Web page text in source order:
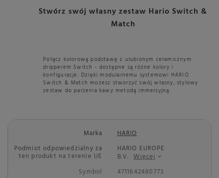
Stwórz swój własny zestaw Hario Switch &
Match
Połącz kolorową podstawę z ulubionym ceramicznym
dripperem Switch - dostępne są różne kolory i
konfiguracje. Dzięki modularnemu systemowi HARIO
Switch & Match możesz stworzyć swój własny, stylowy
zestaw do parzenia kawy metodą immersyjną.
Marka
HARIO
Podmiot odpowiedzialny za
ten produkt na terenie UE
HARIO EUROPE
B.V. Więcej
Symbol
4711642480773